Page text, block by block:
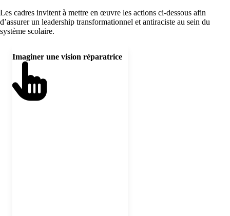
Les cadres invitent à mettre en œuvre les actions ci-dessous afin
d’assurer un leadership transformationnel et antiraciste au sein du
système scolaire.
Imaginer une vision réparatrice
Formuler une vision collective et
injustices historiques et actuelles,
qui tient compte des communautés
à risque de discrimination et qui